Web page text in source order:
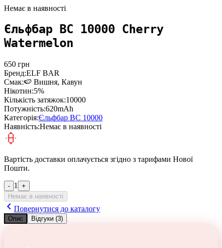
Немає в наявності
Єльфбар BC 10000 Cherry
Watermelon
650 грн
Бренд:ELF BAR
Смак:🍉 Вишня, Кавун
Нікотин:5%
Кількість затяжок:10000
Потужність:620mAh
Категорія:Єльфбар BC 10000
Наявність:Немає в наявності
Вартість доставки оплачується згідно з тарифами Нової
Пошти.
- 1
+
Немає в наявності
Повернутися до каталогу
Опис Відгуки (3)